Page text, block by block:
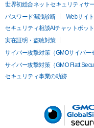
世界初総合ネットセキュリティサ
パスワード漏洩診断
Webサイ
セキュリティ相談AIチャットボット
実在証明・盗聴対策
サイバー攻撃対策（GMOサイバー
サイバー攻撃対策（GMO Flatt
セキュリティ事業の軌跡